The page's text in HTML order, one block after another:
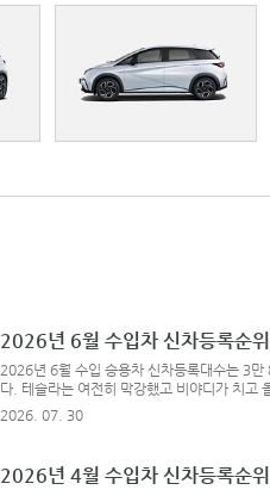
2026년 6월 수입차 신차등록순위
2026년 6월 수입 승용차 신차등록대수는 3
다. 테슬라는 여전히 막강했고 비야디가 치고
파른 상승곡선을 그릴 수 있었다.* 카차트 그
2026. 07. 30
2026년 4월 수입차 신차등록순위